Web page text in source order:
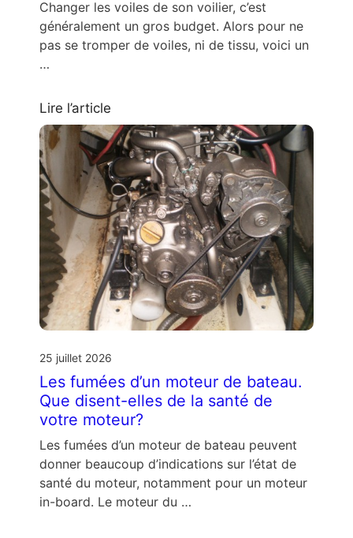
Changer les voiles de son voilier, c’est
généralement un gros budget. Alors pour ne
pas se tromper de voiles, ni de tissu, voici un
…
Lire l’article
25 juillet 2026
Les fumées d’un moteur de bateau.
Que disent-elles de la santé de
votre moteur?
Les fumées d’un moteur de bateau peuvent
donner beaucoup d’indications sur l’état de
santé du moteur, notamment pour un moteur
in-board. Le moteur du …